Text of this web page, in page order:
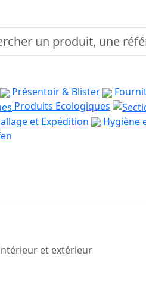
Présentoir & Blister
Produits Ecologiques
et Expédition Hygiène
et extérieur